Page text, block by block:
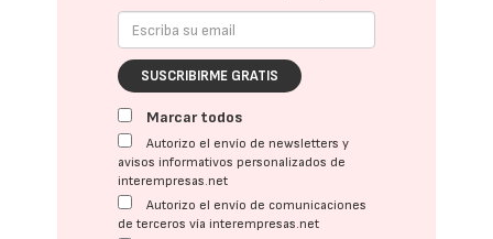
SUSCRIBIRME GRATIS
Marcar todos
Autorizo el envío de newsletters y
avisos informativos personalizados de
interempresas.net
Autorizo el envío de comunicaciones
de terceros vía interempresas.net